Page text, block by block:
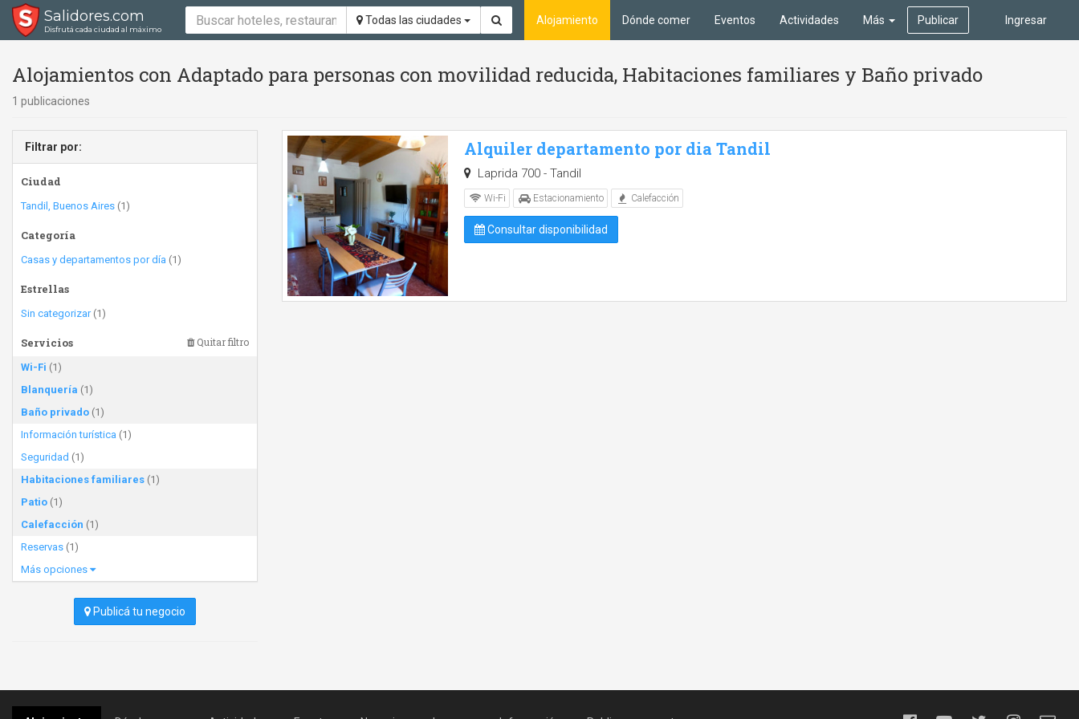
Salidores.com
Disfrutá cada ciudad al máximo
Todas las ciudades Ingresar
Alojamiento Dónde comer Eventos Actividades Más Publicar
Alojamientos con Adaptado para personas con movilidad reducida, Habitaciones familiares y Baño privado
1 publicaciones
Filtrar por:
Ciudad
Tandil, Buenos Aires (1)
Categoría
Casas y departamentos por día (1)
Estrellas
Sin categorizar(1)
Servicios Quitar filtro
Wi-Fi (1)
Blanquería (1)
Baño privado (1)
Información turística (1)
Seguridad (1)
Habitaciones familiares (1)
Patio (1)
Calefacción (1)
Reservas (1)
Más opciones
Publicá tu negocio
Alquiler departamento por dia Tandil
Laprida 700 - Tandil
Wi-Fi Estacionamiento Calefacción
Consultar disponibilidad